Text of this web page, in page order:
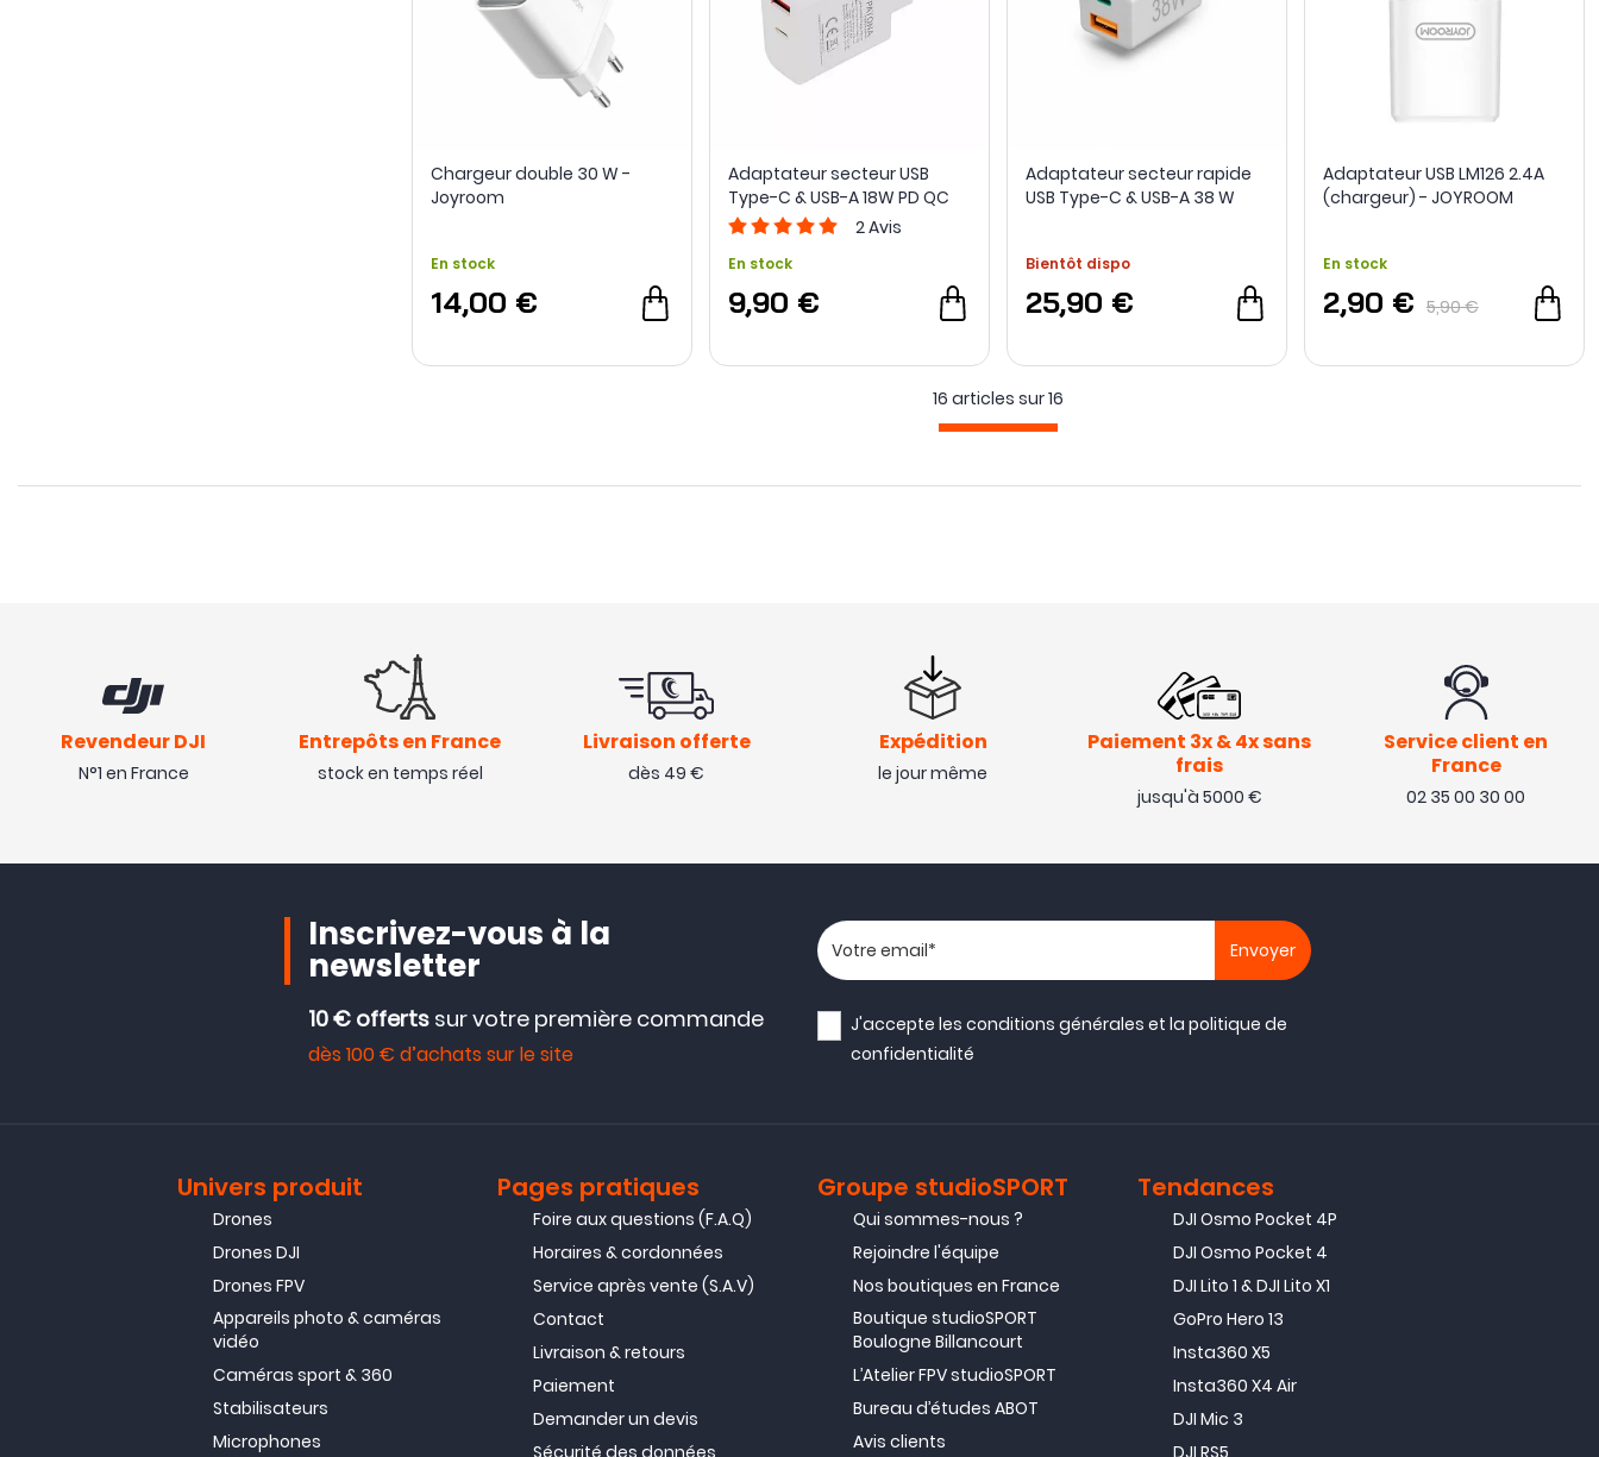
Chargeur double 30 W -
Joyroom
En stock
14,00 €
Adaptateur secteur USB
Type-C & USB-A 18W PD QC
3.0 - PATONA
2Avis
En stock
9,90 €
Adaptateur secteur rapide
USB Type-C & USB-A 38 W
Bientôt dispo
25,90 €
Adaptateur USB LM126 2.4A
(chargeur) - JOYROOM
En stock
2,90 € 5,90 €
16 articles sur16
Revendeur DJI
N°1 en France
Entrepôts en France
stock en temps réel
Livraison offerte
dès 49 €
Expédition
le jour même
Paiement 3x & 4x sans
frais
jusqu'à 5000 €
Service client en
France
02 35 00 30 00
Inscrivez-vous à la
newsletter
10 € offerts sur votre première commande
dès 100 € d’achats sur le site
Votre adresse email
J'accepte lesconditions générales et lapolitique de
confidentialité
Univers produit
Drones
Drones DJI
Drones FPV
Appareils photo & caméras
vidéo
Caméras sport & 360
Stabilisateurs
Microphones
Pages pratiques
Foire aux questions (F.A.Q)
Horaires & cordonnées
Service après vente (S.A.V)
Contact
Livraison & retours
Paiement
Demander un devis
Groupe studioSPORT
Qui sommes-nous ?
Rejoindre l'équipe
Nos boutiques en France
Boutique studioSPORT
Boulogne Billancourt
L’Atelier FPV studioSPORT
Bureau d’études ABOT
Avis clients
Tendances
DJI Osmo Pocket 4P
DJI Osmo Pocket 4
DJI Lito 1 & DJI Lito X1
GoPro Hero 13
Insta360 X5
Insta360 X4 Air
DJI Mic 3